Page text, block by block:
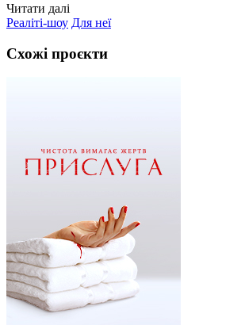
Читати далі
Реаліті-шоу Для неї
Схожі проєкти